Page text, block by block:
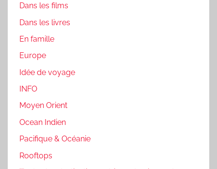
Dans les films
Dans les livres
En famille
Europe
Idée de voyage
INFO
Moyen Orient
Ocean Indien
Pacifique & Océanie
Rooftops